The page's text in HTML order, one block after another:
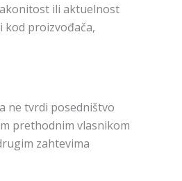
ili aktuelnost
kod proizvođača,
ne tvrdi posedništvo
prethodnim vlasnikom
zahtevima